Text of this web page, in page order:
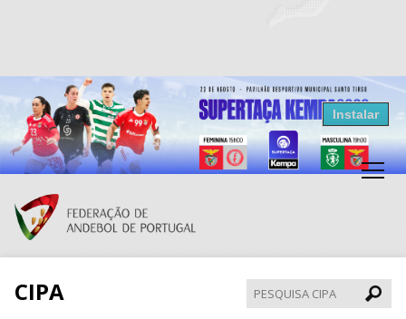
Resultados Andebol
Federação de Andebol de Portugal
Grátis - Disponivel na Play Store
Instalar
CIPA
CIPA